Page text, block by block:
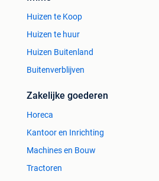
Huizen te Koop
Huizen te huur
Huizen Buitenland
Buitenverblijven
Zakelijke goederen
Horeca
Kantoor en Inrichting
Machines en Bouw
Tractoren